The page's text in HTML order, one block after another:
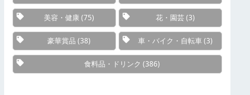
美容・健康(75) 花・園芸(3)
豪華賞品 (38) 車・バイク・自転車(3)
食料品・ドリンク (386)